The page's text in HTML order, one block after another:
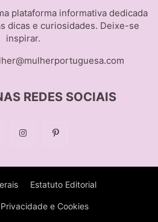
plataforma informativa dedicada
dicas e curiosidades. Deixe-se
inspirar.
REDES SOCIAIS
Estatuto Editorial
e Cookies